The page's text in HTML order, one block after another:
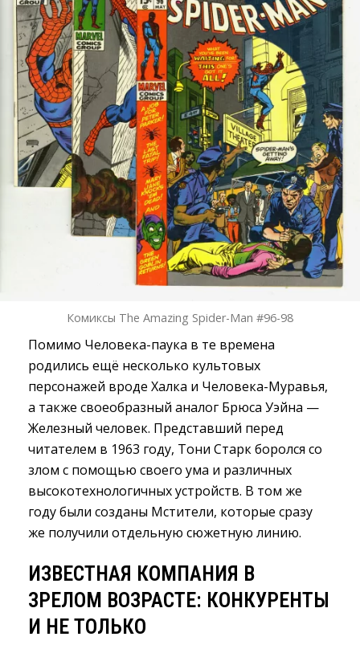
Комиксы The Amazing Spider-Man #96-98
Помимо Человека-паука в те времена
родились ещё несколько культовых
персонажей вроде Халка и Человека-Муравья,
а также своеобразный аналог Брюса Уэйна —
Железный человек. Представший перед
читателем в 1963 году, Тони Старк боролся со
злом с помощью своего ума и различных
высокотехнологичных устройств. В том же
году были созданы Мстители, которые сразу
же получили отдельную сюжетную линию.
ИЗВЕСТНАЯ КОМПАНИЯ В
ЗРЕЛОМ ВОЗРАСТЕ: КОНКУРЕНТЫ
И НЕ ТОЛЬКО